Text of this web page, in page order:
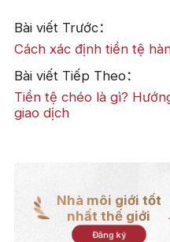
Bài viết Trước：
Cách xác định tiền tệ
Bài viết Tiếp Theo：
Tiền tệ chéo là gì?
giao dịch
Nhà môi giới tốt
nhất thế giới
Đăng ký